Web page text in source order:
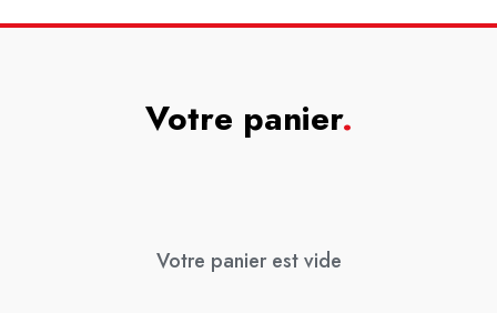
Votre panier.
Votre panier est vide